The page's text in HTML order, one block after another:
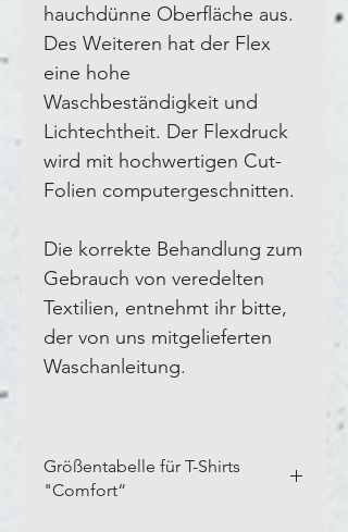
hauchdünne Oberfläche aus.
Des Weiteren hat der Flex
eine hohe
Waschbeständigkeit und
Lichtechtheit. Der Flexdruck
wird mit hochwertigen Cut-
Folien computergeschnitten.
Die korrekte Behandlung zum
Gebrauch von veredelten
Textilien, entnehmt ihr bitte,
der von uns mitgelieferten
Waschanleitung.
Größentabelle für T-Shirts
"Comfort“